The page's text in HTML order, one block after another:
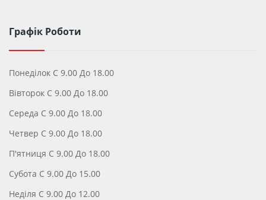
Графік Роботи
Понеділок С 9.00 До 18.00
Вівторок С 9.00 До 18.00
Середа С 9.00 До 18.00
Четвер С 9.00 До 18.00
П'ятниця С 9.00 До 18.00
Субота С 9.00 До 15.00
Неділя С 9.00 До 12.00